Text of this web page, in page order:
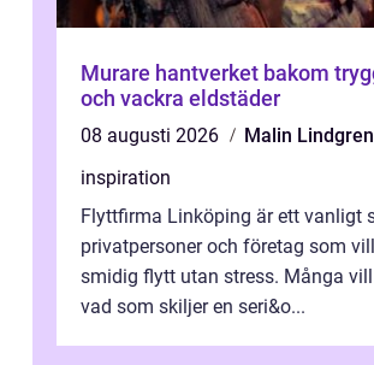
Murare hantverket bakom trygga hus
och vackra eldstäder
08 augusti 2026
Malin Lindgren
inspiration
Flyttfirma Linköping är ett vanligt
privatpersoner och företag som
smidig flytt utan stress. Många
vad som skiljer en seri&o...